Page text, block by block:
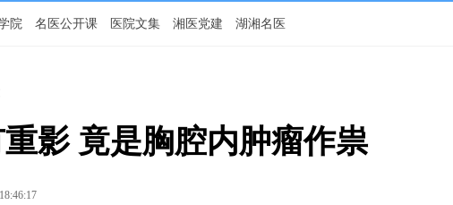
院 名医公开课 医院文集 湘医党建 湖湘名医
影 竟是胸腔内肿瘤作祟